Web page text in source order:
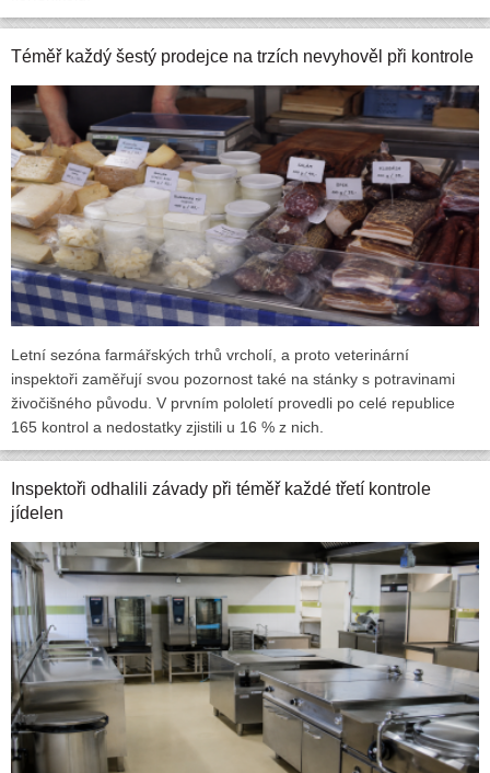
Téměř každý šestý prodejce na trzích nevyhověl při kontrole
Letní sezóna farmářských trhů vrcholí, a proto veterinární
inspektoři zaměřují svou pozornost také na stánky s potravinami
živočišného původu. V prvním pololetí provedli po celé republice
165 kontrol a nedostatky zjistili u 16 % z nich.
Inspektoři odhalili závady při téměř každé třetí kontrole
jídelen